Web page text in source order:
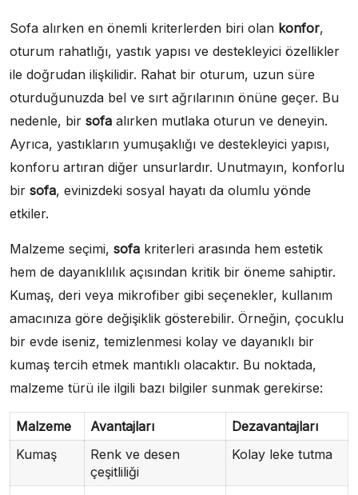
Sofa alırken en önemli kriterlerden biri olan konfor,
oturum rahatlığı, yastık yapısı ve destekleyici özellikler
ile doğrudan ilişkilidir. Rahat bir oturum, uzun süre
oturduğunuzda bel ve sırt ağrılarının önüne geçer. Bu
nedenle, bir sofa alırken mutlaka oturun ve deneyin.
Ayrıca, yastıkların yumuşaklığı ve destekleyici yapısı,
konforu artıran diğer unsurlardır. Unutmayın, konforlu
bir sofa, evinizdeki sosyal hayatı da olumlu yönde
etkiler.
Malzeme seçimi, sofa kriterleri arasında hem estetik
hem de dayanıklılık açısından kritik bir öneme sahiptir.
Kumaş, deri veya mikrofiber gibi seçenekler, kullanım
amacınıza göre değişiklik gösterebilir. Örneğin, çocuklu
bir evde iseniz, temizlenmesi kolay ve dayanıklı bir
kumaş tercih etmek mantıklı olacaktır. Bu noktada,
malzeme türü ile ilgili bazı bilgiler sunmak gerekirse:
Malzeme Avantajları
Dezavantajları
Kumaş
Renk ve desen
çeşitliliği
Kolay leke tutma